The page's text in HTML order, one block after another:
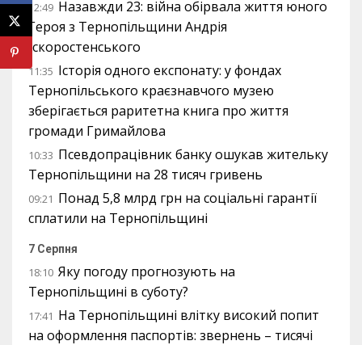
12:49 Назавжди 23: війна обірвала життя юного
Героя з Тернопільщини Андрія
Іскоростенського
11:35 Історія одного експонату: у фондах
Тернопільського краєзнавчого музею
зберігається раритетна книга про життя
громади Гримайлова
10:33 Псевдопрацівник банку ошукав жительку
Тернопільщини на 28 тисяч гривень
09:21 Понад 5,8 млрд грн на соціальні гарантії
сплатили на Тернопільщині
7 Серпня
18:10 Яку погоду прогнозують на
Тернопільщині в суботу?
17:41 На Тернопільщині влітку високий попит
на оформлення паспортів: звернень – тисячі